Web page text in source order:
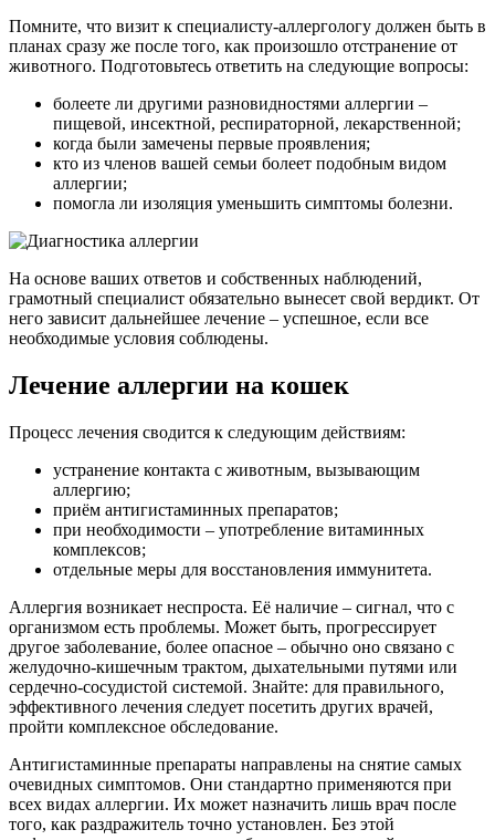
Помните, что визит к специалисту-аллергологу должен быть в
планах сразу же после того, как произошло отстранение от
животного. Подготовьтесь ответить на следующие вопросы:
болеете ли другими разновидностями аллергии –
пищевой, инсектной, респираторной, лекарственной;
когда были замечены первые проявления;
кто из членов вашей семьи болеет подобным видом
аллергии;
помогла ли изоляция уменьшить симптомы болезни.
На основе ваших ответов и собственных наблюдений,
грамотный специалист обязательно вынесет свой вердикт. От
него зависит дальнейшее лечение – успешное, если все
необходимые условия соблюдены.
Лечение аллергии на кошек
Процесс лечения сводится к следующим действиям:
устранение контакта с животным, вызывающим
аллергию;
приём антигистаминных препаратов;
при необходимости – употребление витаминных
комплексов;
отдельные меры для восстановления иммунитета.
Аллергия возникает неспроста. Её наличие – сигнал, что с
организмом есть проблемы. Может быть, прогрессирует
другое заболевание, более опасное – обычно оно связано с
желудочно-кишечным трактом, дыхательными путями или
сердечно-сосудистой системой. Знайте: для правильного,
эффективного лечения следует посетить других врачей,
пройти комплексное обследование.
Антигистаминные препараты направлены на снятие самых
очевидных симптомов. Они стандартно применяются при
всех видах аллергии. Их может назначить лишь врач после
того, как раздражитель точно установлен. Без этой